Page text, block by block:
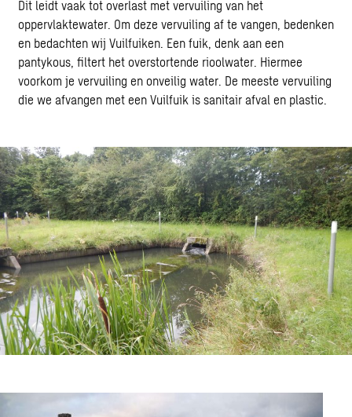
Dit leidt vaak tot overlast met vervuiling van het
oppervlaktewater. Om deze vervuiling af te vangen, bedenken
en bedachten wij Vuilfuiken. Een fuik, denk aan een
pantykous, filtert het overstortende rioolwater. Hiermee
voorkom je vervuiling en onveilig water. De meeste vervuiling
die we afvangen met een Vuilfuik is sanitair afval en plastic.